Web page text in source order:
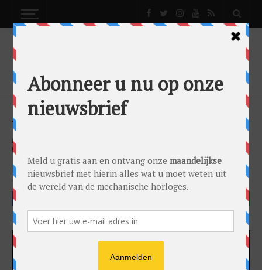
ANGELUS CHRONODATE ZET
WEDEROPSTANDING KRACHT BIJ
News Nieuws Uncategorized by Gandor Bronkhorst on 14/04/2022
Angelus
Angelus Chronodate Watches And Wonders 2022